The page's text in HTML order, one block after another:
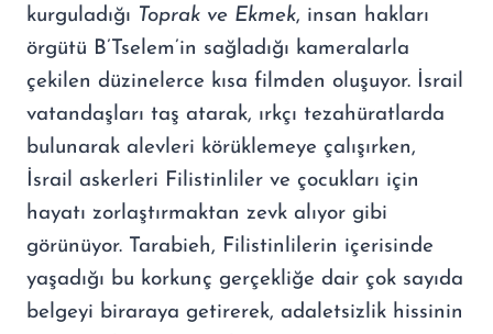
kurguladığı Toprak ve Ekmek, insan hakları
örgütü B’Tselem’in sağladığı kameralarla
çekilen düzinelerce kısa filmden oluşuyor. İsrail
vatandaşları taş atarak, ırkçı tezahüratlarda
bulunarak alevleri körüklemeye çalışırken,
İsrail askerleri Filistinliler ve çocukları için
hayatı zorlaştırmaktan zevk alıyor gibi
görünüyor. Tarabieh, Filistinlilerin içerisinde
yaşadığı bu korkunç gerçekliğe dair çok sayıda
belgeyi biraraya getirerek, adaletsizlik hissinin